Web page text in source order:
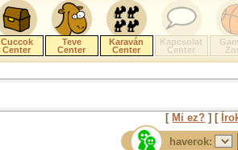
Cuccok
Center
Teve
Center
Karaván
Center
Kapcsolat
Center
[ Mi ez? ] [
haverok: